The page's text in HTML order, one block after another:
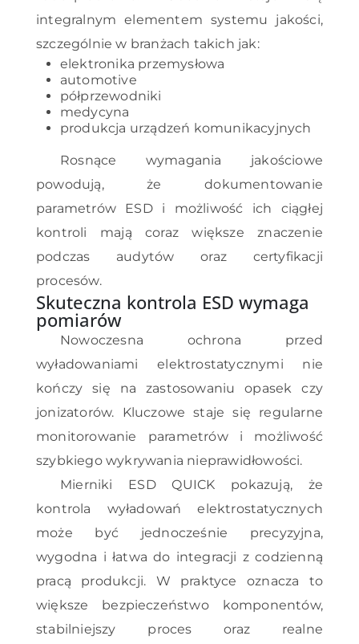
integralnym elementem systemu jakości,
szczególnie w branżach takich jak:
elektronika przemysłowa
automotive
półprzewodniki
medycyna
produkcja urządzeń komunikacyjnych
Rosnące wymagania jakościowe
powodują, że dokumentowanie
parametrów ESD i możliwość ich ciągłej
kontroli mają coraz większe znaczenie
podczas audytów oraz certyfikacji
procesów.
Skuteczna kontrola ESD wymaga
pomiarów
Nowoczesna ochrona przed
wyładowaniami elektrostatycznymi nie
kończy się na zastosowaniu opasek czy
jonizatorów. Kluczowe staje się regularne
monitorowanie parametrów i możliwość
szybkiego wykrywania nieprawidłowości.
Mierniki ESD QUICK pokazują, że
kontrola wyładowań elektrostatycznych
może być jednocześnie precyzyjna,
wygodna i łatwa do integracji z codzienną
pracą produkcji. W praktyce oznacza to
większe bezpieczeństwo komponentów,
stabilniejszy proces oraz realne